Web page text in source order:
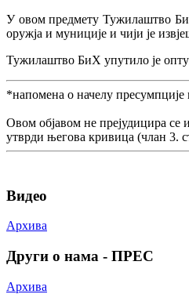
У овом предмету Тужилаштво
оружја и муниције и чији је
Тужилаштво БиХ упутило је
*напомена о начелу пресумпције
Овом објавом не прејудицира
утврди његова кривица (члан 3.
Видео
Архива
Други о нама - ПРЕС
Архива